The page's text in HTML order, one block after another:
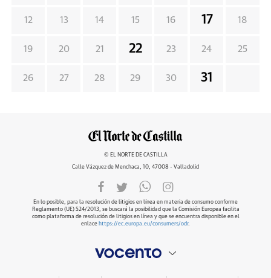
12 13 14 15 16 17 18
19 20 21 22 23 24 25
26 27 28 29 30 31
© EL NORTE DE CASTILLA
Calle Vázquez de Menchaca, 10, 47008 - Valladolid
En lo posible, para la resolución de litigios en línea en materia de consumo conforme
Reglamento (UE) 524/2013, se buscará la posibilidad que la Comisión Europea facilita
como plataforma de resolución de litigios en línea y que se encuentra disponible en el
enlace https://ec.europa.eu/consumers/odr.